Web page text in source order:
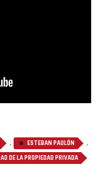
, ESTEBAN PAULÓN ,
DE LA PROPIEDAD PRIVADA